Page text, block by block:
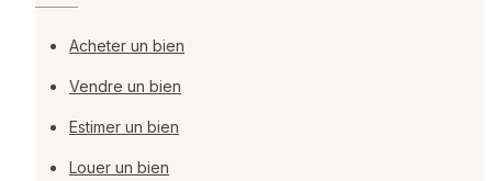
Acheter un bien
Vendre un bien
Estimer un bien
Louer un bien